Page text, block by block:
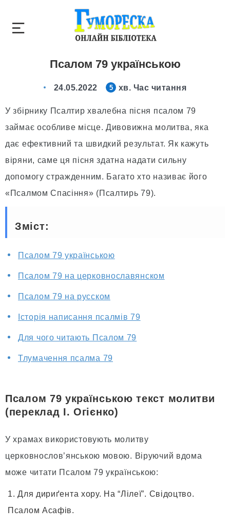
Псалом 79 українською
24.05.2022 5 хв. Час читання
У збірнику Псалтир хвалебна пісня псалом 79
займає особливе місце. Дивовижна молитва, яка
дає ефективний та швидкий результат. Як кажуть
віряни, саме ця пісня здатна надати сильну
допомогу стражденним. Багато хто називає його
«Псалмом Спасіння» (Псалтирь 79).
Зміст:
Псалом 79 українською
Псалом 79 на церковнославянском
Псалом 79 на русском
Історія написання псалмів 79
Для чого читають Псалом 79
Тлумачення псалма 79
Псалом 79 українською текст молитви
(переклад І. Огієнко)
У храмах використовують молитву
церковнослов’янською мовою. Віруючий вдома
може читати Псалом 79 українською:
Для дириґента хору. На “Лілеї”. Свідоцтво.
Псалом Асафів.